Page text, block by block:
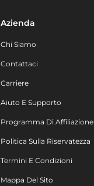
Azienda
Chi Siamo
Contattaci
Carriere
Aiuto E Supporto
Programma Di Affiliazione
Politica Sulla Riservatezza
Termini E Condizioni
Mappa Del Sito